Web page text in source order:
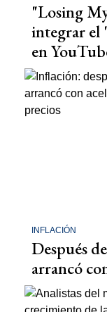
"Losing
integrar el
en
INFLACIÓN
Después
arrancó